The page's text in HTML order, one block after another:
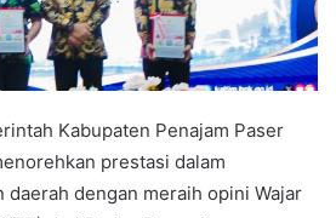
Kabupaten Penajam Paser
prestasi dalam
daerah dengan meraih opini Wajar